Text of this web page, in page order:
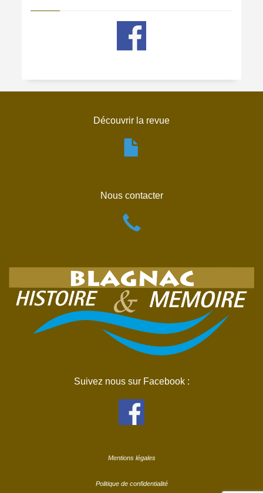
Découvrir la revue
Nous contacter
Suivez nous sur Facebook :
Mentions légales
Politique de confidentialité